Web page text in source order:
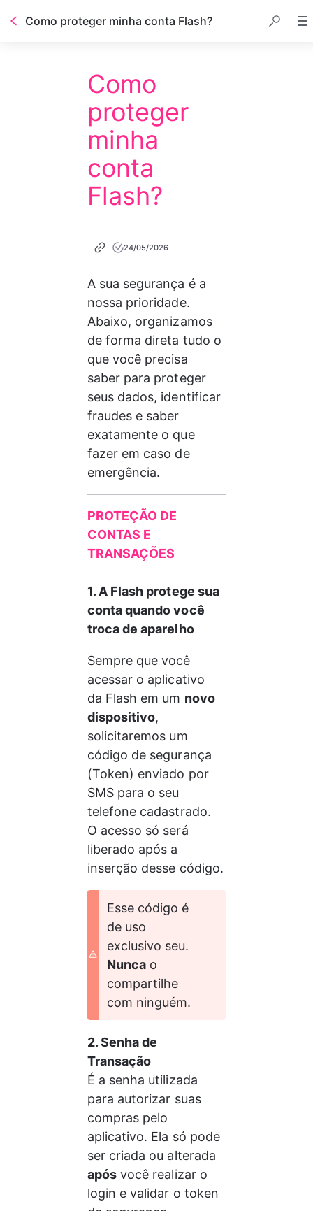
Como proteger minha conta Flash?
Como
proteger
minha
conta
Flash?
24/05/2026
A sua segurança é a
nossa prioridade.
Abaixo, organizamos
de forma direta tudo o
que você precisa
saber para proteger
seus dados, identificar
fraudes e saber
exatamente o que
fazer em caso de
emergência.
PROTEÇÃO DE
CONTAS E
TRANSAÇÕES
1. A Flash protege sua
conta quando você
troca de aparelho
Sempre que você
acessar o aplicativo
da Flash em um novo
dispositivo,
solicitaremos um
código de segurança
(Token) enviado por
SMS para o seu
telefone cadastrado.
O acesso só será
liberado após a
inserção desse código.
Esse código é
de uso
exclusivo seu.
Nunca o
compartilhe
com ninguém.
2. Senha de
Transação
É a senha utilizada
para autorizar suas
compras pelo
aplicativo. Ela só pode
ser criada ou alterada
após você realizar o
login e validar o token